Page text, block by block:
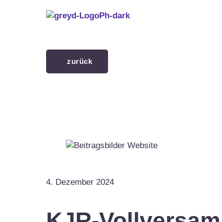
zurück
4. Dezember 2024